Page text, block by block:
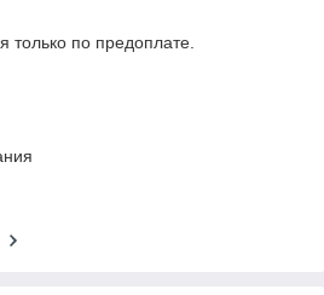
только по предоплате.